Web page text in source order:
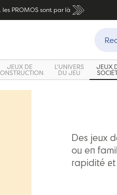
les PROMOS sont par là
JEUX DE L'UNIVERS
DU JEU
JEUX
Des jeux
ou en
rapidité et